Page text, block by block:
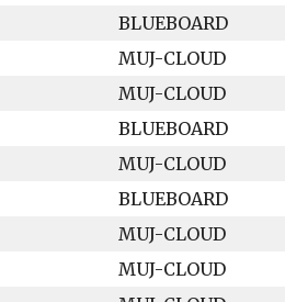
BLUEBOARD
MUJ-CLOUD
MUJ-CLOUD
BLUEBOARD
MUJ-CLOUD
BLUEBOARD
MUJ-CLOUD
MUJ-CLOUD